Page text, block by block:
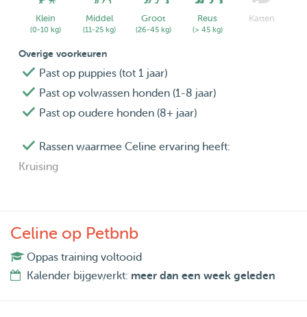
Klein
(0-10 kg)
Middel
(11-25 kg)
Groot
(26-45 kg)
Reus
(> 45 kg)
Katten
Overige voorkeuren
Past op puppies (tot 1 jaar)
Past op volwassen honden (1-8 jaar)
Past op oudere honden (8+ jaar)
Rassen waarmee Celine ervaring heeft:
Kruising
Celine op Petbnb
Oppas training voltooid
Kalender bijgewerkt: meer dan een week geleden